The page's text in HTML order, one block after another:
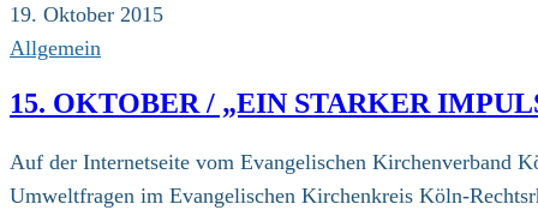
19. Oktober 2015
Allgemein
15. OKTOBER / „EIN STARKER
Auf der Internetseite vom Evangelischen Kirchenverband
Umweltfragen im Evangelischen Kirchenkreis Köln-